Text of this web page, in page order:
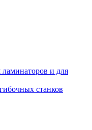
и для
станков